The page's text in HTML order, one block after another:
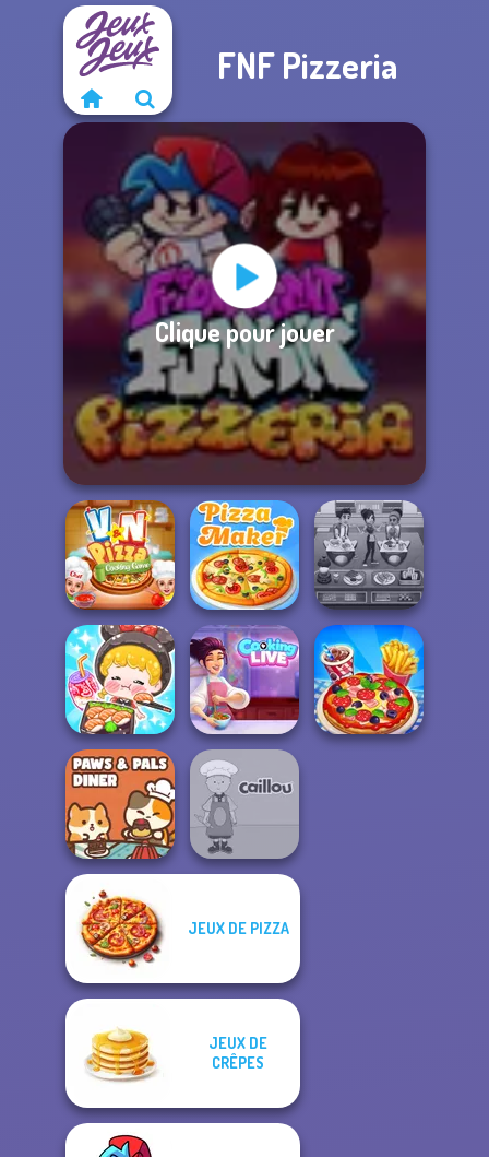
FNF Pizzeria
Clique pour jouer
V And N Pizza
Cooking Game
The Pizza Maker
Cooking Cafe
Food Chef
ASMR Girl:
Livestream
Mukbang
Cooking Live: Be
a Chef&Cook
Paws & Pals
Diner
JEUX DE PIZZA
JEUX DE
CRÊPES